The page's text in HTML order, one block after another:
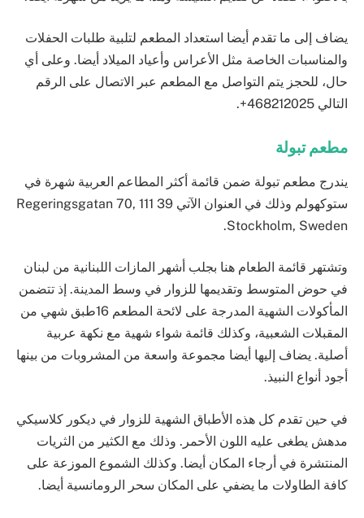
يضاف إلى ما تقدم أيضا استعداد المطعم لتلبية طلبات الحفلات
والمناسبات الخاصة مثل اﻷعراس وأعياد الميلاد أيضا. وعلى أي
حال، للحجز يتم التواصل مع المطعم عبر الاتصال على الرقم
التالي 468212025+.
مطعم تبولة
يندرج مطعم تبولة ضمن قائمة أكثر المطاعم العربية شهرة في
ستوكهولم وذلك في العنوان اﻵتي Regeringsgatan 70, 111 39
Stockholm, Sweden
.
وتشتهر قائمة الطعام هنا بجلب أشهر المازات اللبنانية من لبنان
في حوض المتوسط وتقديمها للزوار في وسط المدينة. إذ تتضمن
المأكولات الشهية المدرجة على لائحة المطعم 16طبق شهي من
المقبلات الشعبية، وكذلك قائمة شواء شهية مع نكهة عربية
أصلية. يضاف إليها أيضا مجموعة واسعة من المشروبات من بينها
أجود أنواع النبيذ.
في حين تقدم كل هذه اﻷطباق الشهية للزوار في ديكور كلاسيكي
مدهش يطغى عليه اللون اﻷحمر. وذلك مع الكثير من الثريات
المنتشرة في أرجاء المكان أيضا. وكذلك الشموع الموزعة على
كافة الطاولات ما يضفي على المكان سحر الرومانسية أيضا.